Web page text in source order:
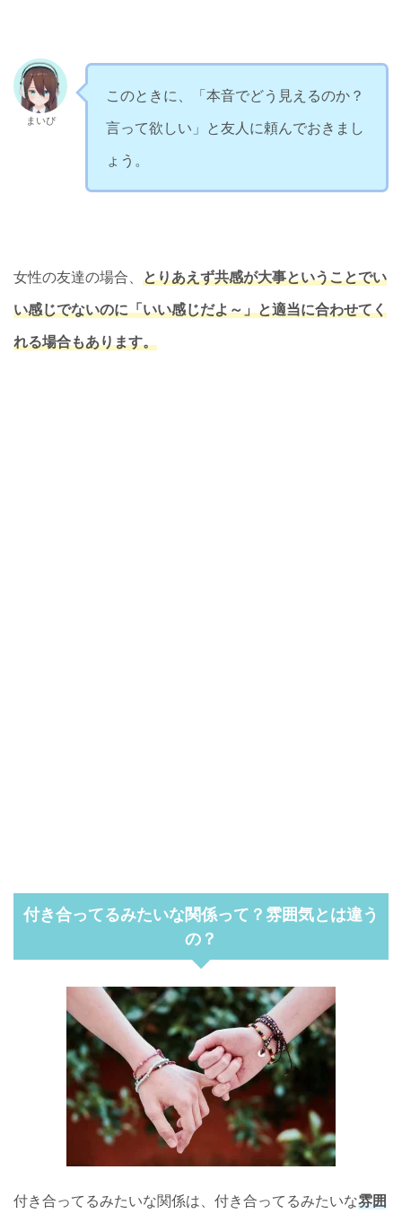
まいぴ
このときに、「本音でどう見えるのか？
言って欲しい」と友人に頼んでおきまし
ょう。
女性の友達の場合、 とりあえず共感が大事ということでい
い感じでないのに「いい感じだよ～」と適当に合わせてく
れる場合もあります。
付き合ってるみたいな関係って？雰囲気とは違う
の？
付き合ってるみたいな関係は、付き合ってるみたいな雰囲